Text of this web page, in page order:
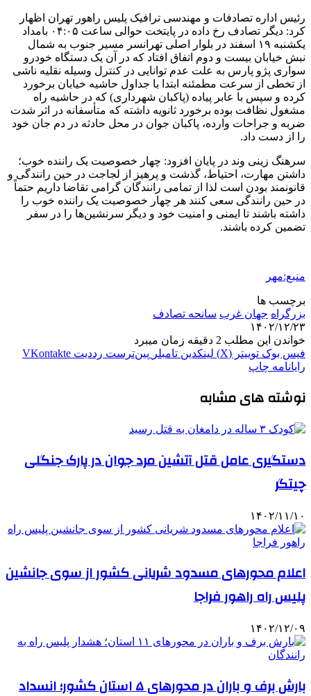
رئیس اداره تصادفات و مهندسی ترافیک پلیس راهور تهران اظهار
کرد: دیگر تصادف رخ داده در پایتخت حوالی ساعت ۰۴:۰۵ بامداد
یکشنبه ۱۹ اسفند در بلوار اصلی تهرانسر مسیر جنوب به شمال
نبش خیابان بیست و دوم اتفاق افتاد که در آن یک دستگاه خودرو
سواری پژو پارس به علت عدم توانایی در کنترل وسیله نقلیه ناشی
از تخطی از سرعت مطمئنه ابتدا با جداول حاشیه خیابان برخورد
کرده و سپس با عابر پیاده (پاکبان شهرداری) که در حاشیه راه
مشغول نظافت بوده برخورد ثانویه داشته که متأسفانه در اثر شدت
ضربه و جراحات وارده، پاکبان جوان در محل حادثه در دم جان خود
را از دست داد.
سرهنگ زینی وند در پایان افزود: چهار خصوصیت یک راننده خوب؛
داشتن مهارت، احتیاط، گذشت و پرهیز از لجاجت در حین رانندگی و
قانونمند بودن است لذا از تمامی رانندگان گرامی تقاضا داریم حتماً
در حین رانندگی سعی کنند هر چهار خصوصیت یک راننده خوب را
داشته باشند تا ایمنی و امنیت خود و دیگر سرنشین‌ها را در سفر
تضمین کرده باشند.
منبع:مهر
برچسب ها
بزرگراه جهان غرب سانحه تصادف
۱۴۰۲/۱۲/۲۳
خواندن این مطلب 2 دقیقه زمان میبرد
فیس بوک توییتر (X) لینکدین ‫تامبلر ‫پین‌ترست ‫رددیت ‫VKontakte
رایانامه چاپ
نوشته های مشابه
دستگیری عامل قتل آتشین مرد جوان در پارک جنگلی
چیتگر
۱۴۰۲/۱۱/۱۰
اعلام محورهای مسدود شریانی کشور از سوی جانشین
پلیس راه راهور فراجا
۱۴۰۲/۱۲/۰۹
بارش برف و باران در محورهای ۵ استان کشور؛ انسداد